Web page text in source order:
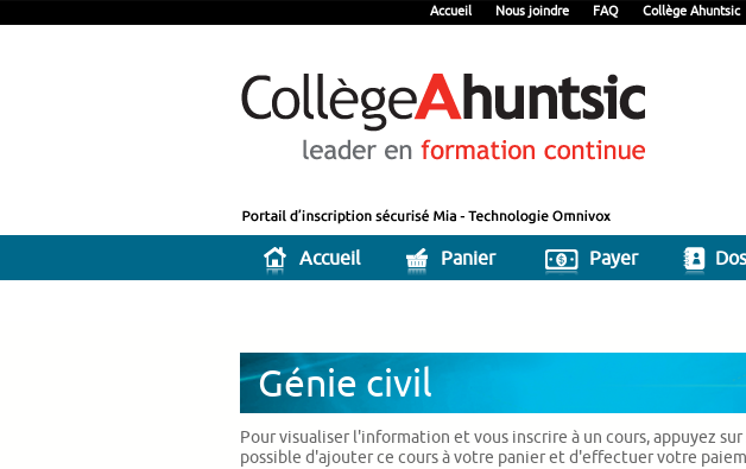
Accueil Nous joindre FAQ Collège Ahuntsic
Accueil Panier Payer
Génie civil
Pour visualiser l'information et vous inscrire à un cours, appuyez
possible d'ajouter ce cours à votre panier et d'effectuer votre